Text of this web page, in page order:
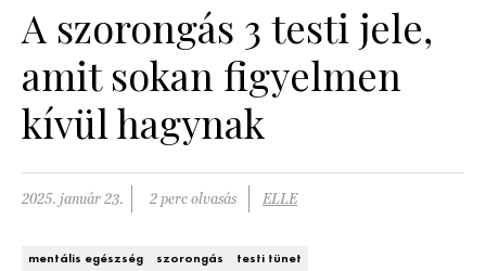
SZÉPSÉG
ÉLETMÓD
PÁRKAPCSOLAT
A szorongás 3 testi jele,
amit sokan figyelmen
kívül hagynak
2025. január 23. 2 perc olvasás ELLE
mentális egészség szorongás testi tünet